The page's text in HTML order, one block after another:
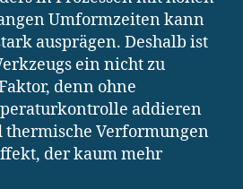
Umformzeiten kann
ausprägen. Deshalb ist
ein nicht zu
denn ohne
addieren
thermische Verformungen
der kaum mehr